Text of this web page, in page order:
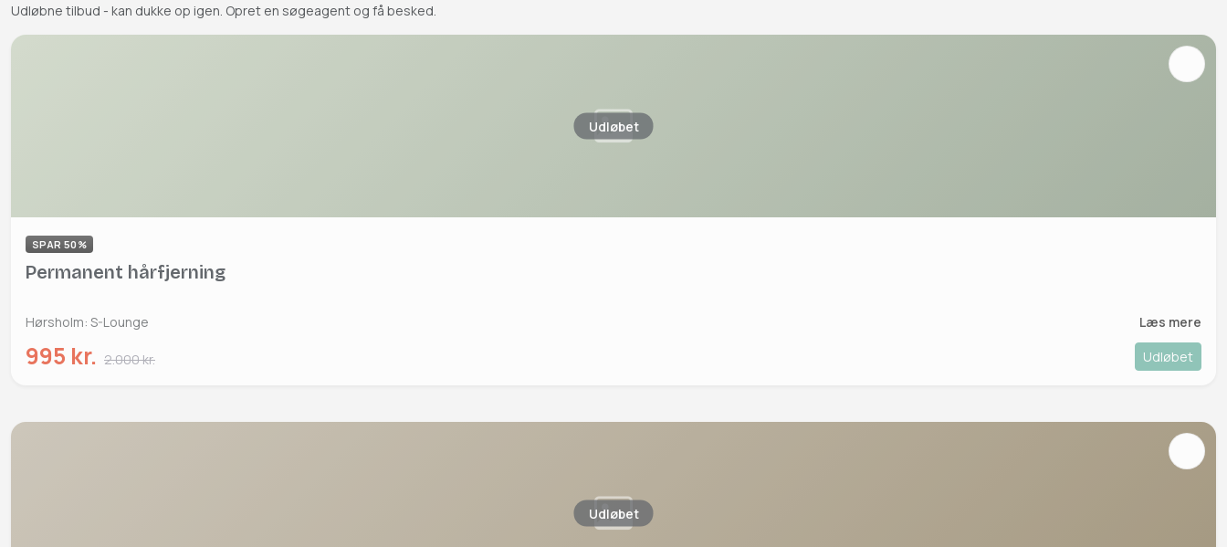
Udløbne tilbud - kan dukke op igen. Opret en søgeagent og få besked.
Udløbet
SPAR 50%
Permanent hårfjerning
Hørsholm: S-Lounge Læs mere
995 kr. 2.000 kr. Udløbet
Udløbet